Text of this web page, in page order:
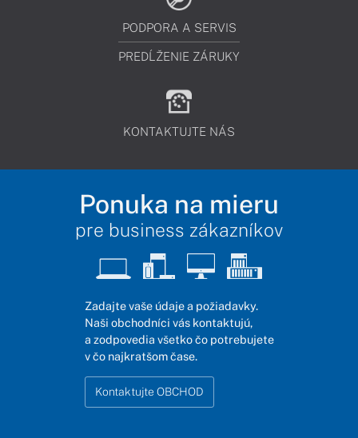
PODPORA A SERVIS
PREDĹŽENIE ZÁRUKY
KONTAKTUJTE NÁS
Ponuka na mieru
pre business zákazníkov
Zadajte vaše údaje a požiadavky.
Naši obchodníci vás kontaktujú,
a zodpovedia všetko čo potrebujete
v čo najkratšom čase.
Kontaktujte OBCHOD